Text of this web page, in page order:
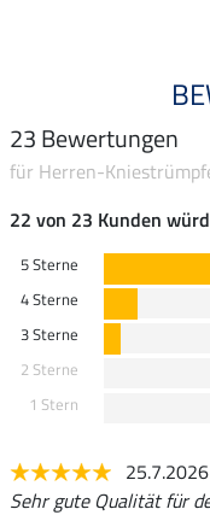
23 Bewertungen
für Herren-
22 von 23 Kunden
5 Sterne
4 Sterne
3 Sterne
2 Sterne
1 Stern
25.7.2026
Sehr gute Qualität für